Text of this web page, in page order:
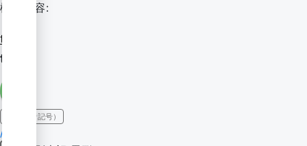
検索内容:
tale
tale
IPA（発音記号）
/ˈteɪl/